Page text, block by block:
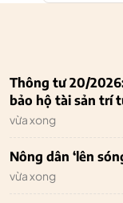
Thông tư 20/
bảo hộ tài sản trí
vừa xong
Nông dân ‘lên
vừa xong